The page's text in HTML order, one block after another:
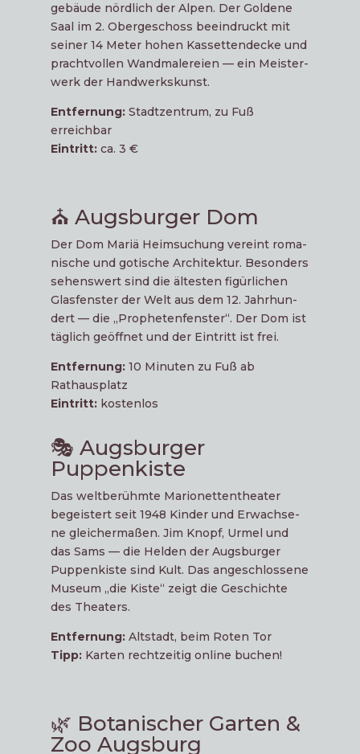
ge­bäu­de nörd­lich der Alpen. Der Gol­de­ne
Saal im 2. Ober­ge­schoss beein­druckt mit
sei­ner 14 Meter hohen Kas­set­ten­de­cke und
pracht­vol­len Wand­ma­le­rei­en — ein Meis­ter­
werk der Handwerkskunst.
Ent­fer­nung:Stadt­zen­trum, zu Fuß
erreichbar
Ein­tritt:ca. 3 €
⛪ Augsburger Dom
Der Dom Mariä Heim­su­chung ver­eint roma­
ni­sche und goti­sche Archi­tek­tur. Beson­ders
sehens­wert sind die ältes­ten figür­li­chen
Glas­fens­ter der Welt aus dem 12. Jahr­hun­
dert — die „Pro­phe­ten­fens­ter“. Der Dom ist
täg­lich geöff­net und der Ein­tritt ist frei.
Ent­fer­nung:10 Minu­ten zu Fuß ab
Rathausplatz
Ein­tritt:kostenlos
🎭 Augsburger
Puppenkiste
Das welt­be­rühm­te Mario­net­ten­thea­ter
begeis­tert seit 1948 Kin­der und Erwach­se­
ne glei­cher­ma­ßen. Jim Knopf, Urmel und
das Sams — die Hel­den der Augs­bur­ger
Pup­pen­kis­te sind Kult. Das ange­schlos­se­ne
Muse­um „die Kis­te“ zeigt die Geschich­te
des Theaters.
Ent­fer­nung:Alt­stadt, beim Roten Tor
Tipp:Kar­ten recht­zei­tig online buchen!
🌿 Botanischer Garten &
Zoo Augsburg